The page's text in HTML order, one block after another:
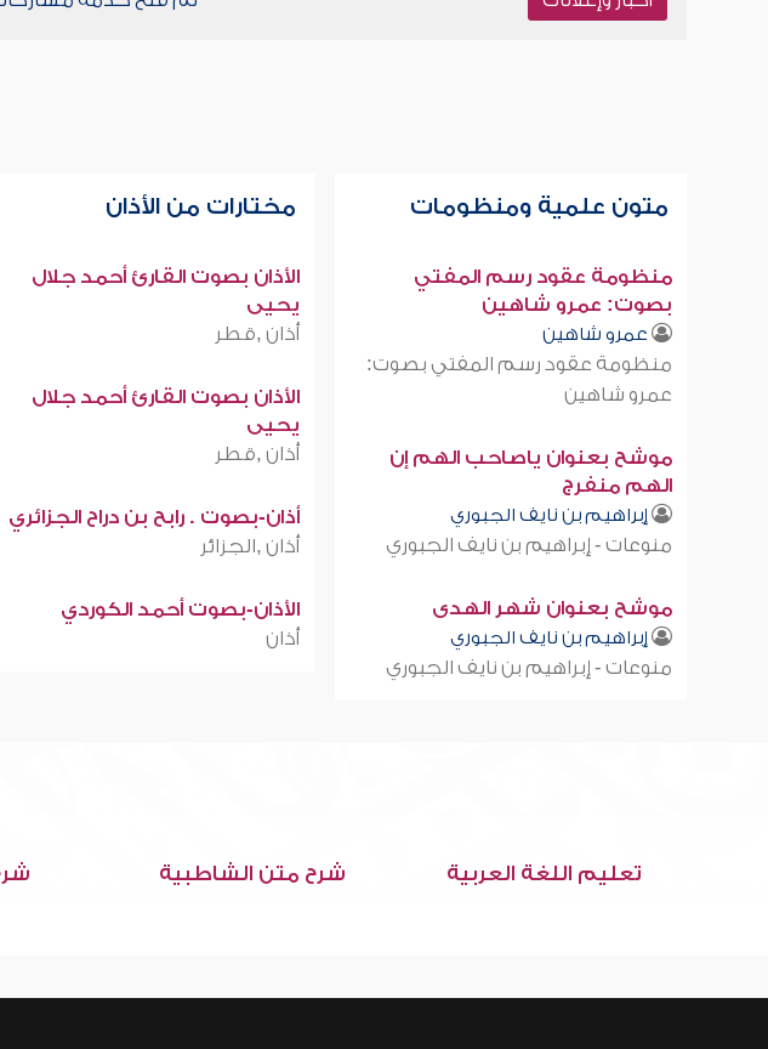
متون علمية ومنظومات
منظومة عقود رسم المفتي
بصوت: عمرو شاهين
عمرو شاهين
منظومة عقود رسم المفتي بصوت:
عمرو شاهين
موشح بعنوان ياصاحب الهم إن
الهم منفرج
إبراهيم بن نايف الجبوري
منوعات - إبراهيم بن نايف الجبوري
موشح بعنوان شهر الهدى
إبراهيم بن نايف الجبوري
منوعات - إبراهيم بن نايف الجبوري
مختارات من الأذان
الأذان بصوت القارئ أحمد جلال
يحيى
أذان ,قطر
الأذان بصوت القارئ أحمد جلال
يحيى
أذان ,قطر
أذان-بصوت . رابح بن دراح الجزائري
أذان ,الجزائر
الأذان-بصوت أحمد الكوردي
أذان
تعليم اللغة العربية شرح متن الشاطبية